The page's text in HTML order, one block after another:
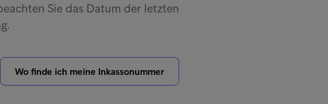
Sie das Datum der letzten
Wo finde ich meine Inkassonummer